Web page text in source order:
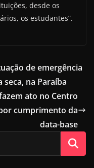
desde os
os estudantes”.
de emergência
na Paraíba
ato no Centro
cumprimento da
data-base